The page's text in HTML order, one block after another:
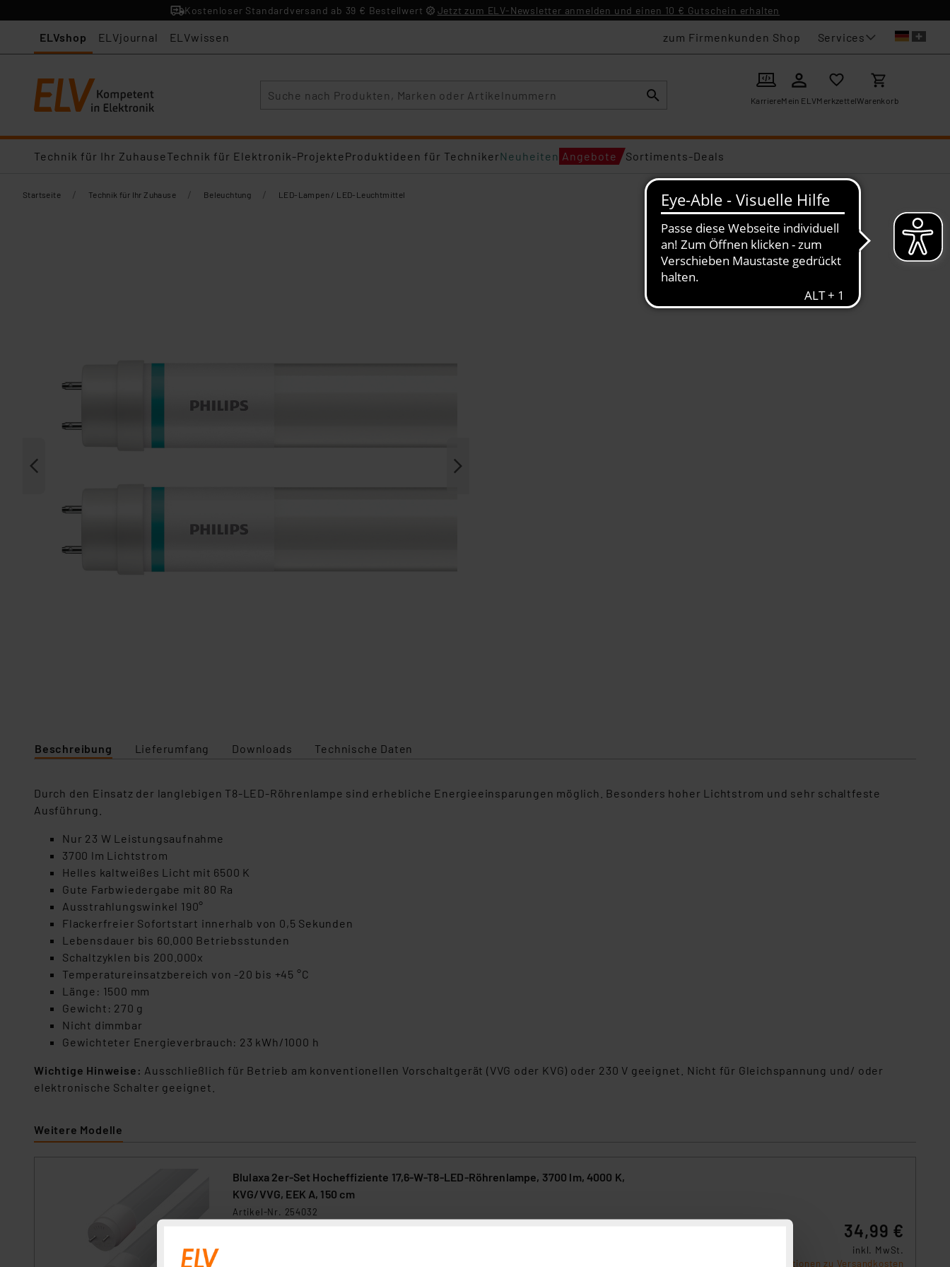
Kostenloser Standardversand ab 39 € Bestellwert Jetzt zum ELV-Newsletter anmelden und einen 10 € Gutschein erhalten
ELVshop ELVjournal ELVwissen zum Firmenkunden Shop Services
KarriereMein ELVMerkzettelWarenkorb
Technik für Ihr ZuhauseTechnik für Elektronik-ProjekteProduktideen für TechnikerNeuheiten Angebote Sortiments-Deals
Startseite / Technik für Ihr Zuhause / Beleuchtung / LED-Lampen / LED-Leuchtmittel
Beschreibung Lieferumfang Downloads Technische Daten
Durch den Einsatz der langlebigen T8-LED-Röhrenlampe sind erhebliche Energieeinsparungen möglich. Besonders hoher Lichtstrom und sehr schaltfeste
Ausführung.
Nur 23 W Leistungsaufnahme
3700 lm Lichtstrom
Helles kaltweißes Licht mit 6500 K
Gute Farbwiedergabe mit 80 Ra
Ausstrahlungswinkel 190°
Flackerfreier Sofortstart innerhalb von 0,5 Sekunden
Lebensdauer bis 60.000 Betriebsstunden
Schaltzyklen bis 200.000x
Temperatureinsatzbereich von -20 bis +45 °C
Länge: 1500 mm
Gewicht: 270 g
Nicht dimmbar
Gewichteter Energieverbrauch: 23 kWh/1000 h
Wichtige Hinweise: Ausschließlich für Betrieb am konventionellen Vorschaltgerät (VVG oder KVG) oder 230 V geeignet. Nicht für Gleichspannung und/ oder
elektronische Schalter geeignet.
Weitere Modelle
Blulaxa 2er-Set Hocheffiziente 17,6-W-T8-LED-Röhrenlampe, 3700 lm, 4000 K,
KVG/VVG, EEK A, 150 cm
Artikel-Nr. 254032
34,99 €
inkl. MwSt.
Informationen zu Versandkosten